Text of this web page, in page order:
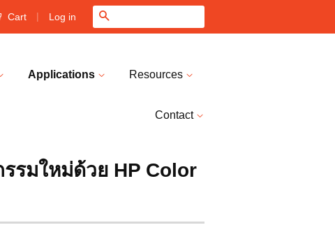
Cart | Log in
Applications Resources
Contact
รมใหม่ด้วย HP Color